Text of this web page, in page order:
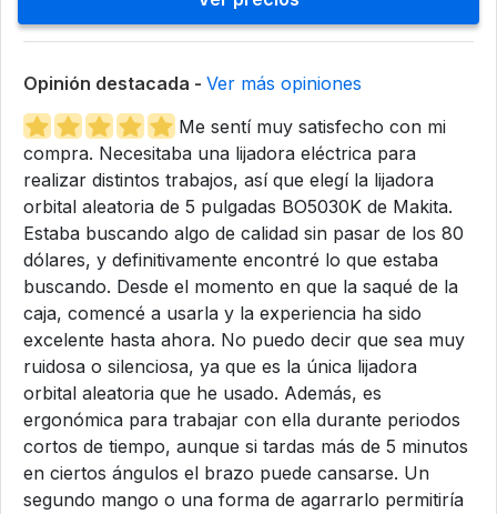
Opinión destacada - Ver más opiniones
Me sentí muy satisfecho con mi
compra. Necesitaba una lijadora eléctrica para
realizar distintos trabajos, así que elegí la lijadora
orbital aleatoria de 5 pulgadas BO5030K de Makita.
Estaba buscando algo de calidad sin pasar de los 80
dólares, y definitivamente encontré lo que estaba
buscando. Desde el momento en que la saqué de la
caja, comencé a usarla y la experiencia ha sido
excelente hasta ahora. No puedo decir que sea muy
ruidosa o silenciosa, ya que es la única lijadora
orbital aleatoria que he usado. Además, es
ergonómica para trabajar con ella durante periodos
cortos de tiempo, aunque si tardas más de 5 minutos
en ciertos ángulos el brazo puede cansarse. Un
segundo mango o una forma de agarrarlo permitiría